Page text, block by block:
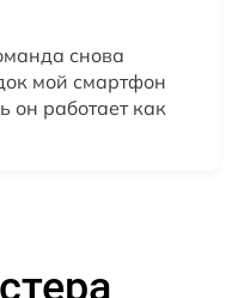
снова
мой смартфон
он работает как